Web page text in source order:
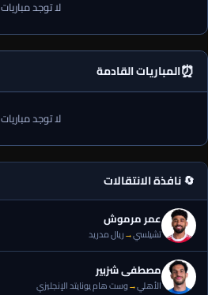
لا توجد مباريات
⏰المباريات القادمة
لا توجد مباريات
🔄 نافذة الانتقالات
عمر مرموش
تشيلسي→ريال مدريد
مصطفى شزبير
الأهلي→وست هام يونايتد الإنجليزي